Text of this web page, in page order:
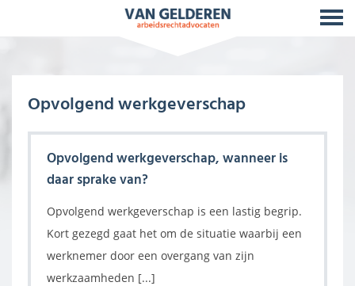
Opvolgend werkgeverschap
Opvolgend werkgeverschap, wanneer is
daar sprake van?
Opvolgend werkgeverschap is een lastig begrip.
Kort gezegd gaat het om de situatie waarbij een
werknemer door een overgang van zijn
werkzaamheden [...]